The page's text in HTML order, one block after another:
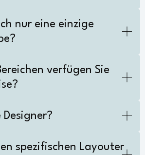
nur eine einzige
verfügen Sie
Designer?
spezifischen Layouter